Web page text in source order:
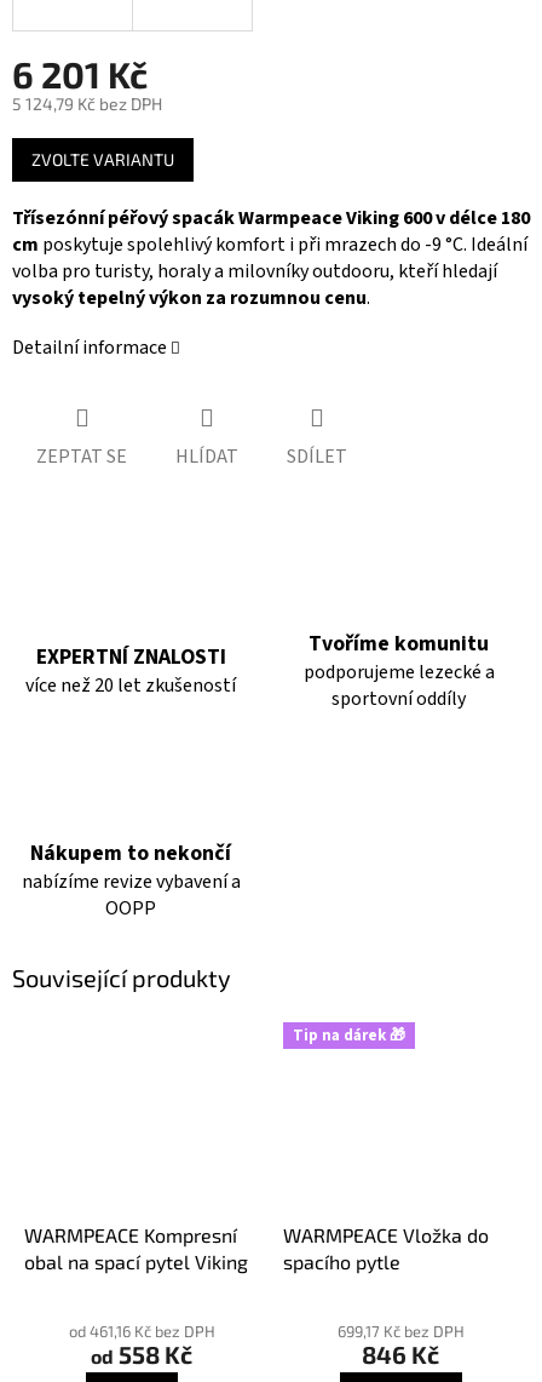
6 201 Kč
5 124,79 Kč bez DPH
Měrná
cena:
ZVOLTE VARIANTU
Třísezónní péřový spacák Warmpeace Viking 600 v délce 180
cm poskytuje spolehlivý komfort i při mrazech do -9 °C. Ideální
volba pro turisty, horaly a milovníky outdooru, kteří hledají
vysoký tepelný výkon za rozumnou cenu.
Detailní informace
ZEPTAT SE HLÍDAT SDÍLET
EXPERTNÍ ZNALOSTI
více než 20 let zkušeností
Tvoříme komunitu
podporujeme lezecké a
sportovní oddíly
Nákupem to nekončí
nabízíme revize vybavení a
OOPP
Související produkty
WARMPEACE Kompresní
obal na spací pytel Viking
hodnocení
produktu
od 461,16 Kč bez DPH
od 558 Kč
Tip na dárek 🎁
WARMPEACE Vložka do
spacího pytle
hodnocení699,17 Kč bez DPH
846 Kč